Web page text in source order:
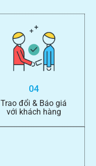
04
Trao đổi & Báo giá
với khách hàng